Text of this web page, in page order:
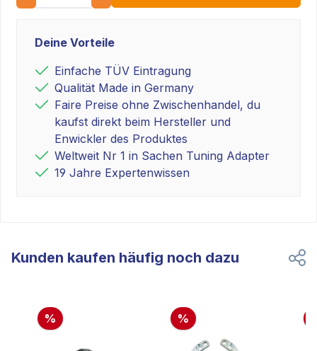
Deine Vorteile
Einfache TÜV Eintragung
Qualität Made in Germany
Faire Preise ohne Zwischenhandel, du
kaufst direkt beim Hersteller und
Enwickler des Produktes
Weltweit Nr 1 in Sachen Tuning Adapter
19 Jahre Expertenwissen
Kunden kaufen häufig noch dazu
% %